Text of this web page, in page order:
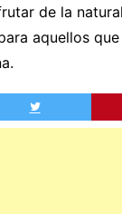
de la
aquellos